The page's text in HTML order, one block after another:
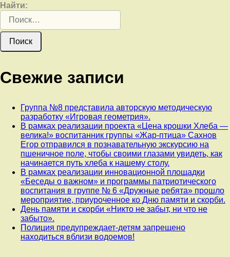
Найти:
Свежие записи
Группа №8 представила авторскую методическую
разработку «Игровая геометрия».
В рамках реализации проекта «Цена крошки Хлеба —
велика!» воспитанник группы «Жар-птица» Сахнов
Егор отправился в познавательную экскурсию на
пшеничное поле, чтобы своими глазами увидеть, как
начинается путь хлеба к нашему столу.
В рамках реализации инновационной площадки
«Беседы о важном» и программы патриотического
воспитания в группе № 6 «Дружные ребята» прошло
мероприятие, приуроченное ко Дню памяти и скорби.
День памяти и скорби «Никто не забыт, ни что не
забыто».
Полиция предупреждает-детям запрещено
находиться вблизи водоемов!